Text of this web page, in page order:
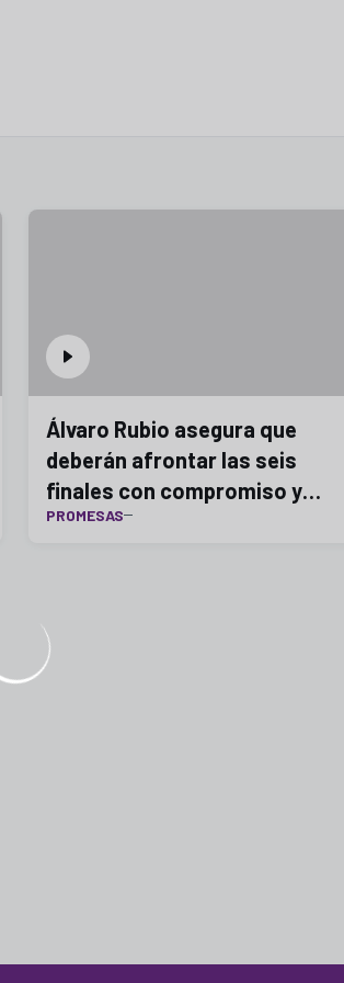
Álvaro Rubio asegura que
deberán afrontar las seis
finales con compromiso y
mucha fuerza
PROMESAS